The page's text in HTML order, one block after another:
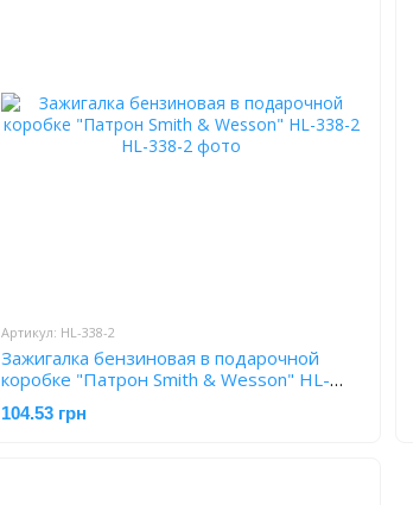
Артикул: HL-338-2
Зажигалка бензиновая в подарочной
коробке "Патрон Smith & Wesson" HL-
338-2
104.53 грн